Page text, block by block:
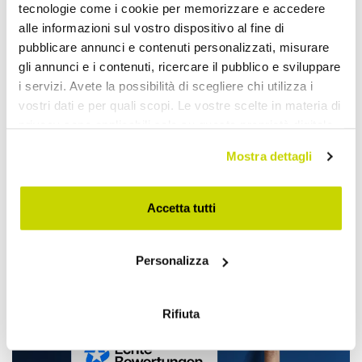
tecnologie come i cookie per memorizzare e accedere
alle informazioni sul vostro dispositivo al fine di
pubblicare annunci e contenuti personalizzati, misurare
gli annunci e i contenuti, ricercare il pubblico e sviluppare
i servizi. Avete la possibilità di scegliere chi utilizza i
vostri dati e per quali scopi. Le vostre scelte in materia di
modificare o revocare il proprio consenso in qualsiasi
momento dalla Dichiarazione sui cookie o facendo clic
sull'icona di attivazione della privacy.
raccogliere informazioni sulla tua posizione
Identificare il tuo dispositivo, scansionandolo
Mostra dettagli
Accetta tutti
Personalizza
Rifiuta
Nur für kurze Zeit! Jetzt
zugreifen!